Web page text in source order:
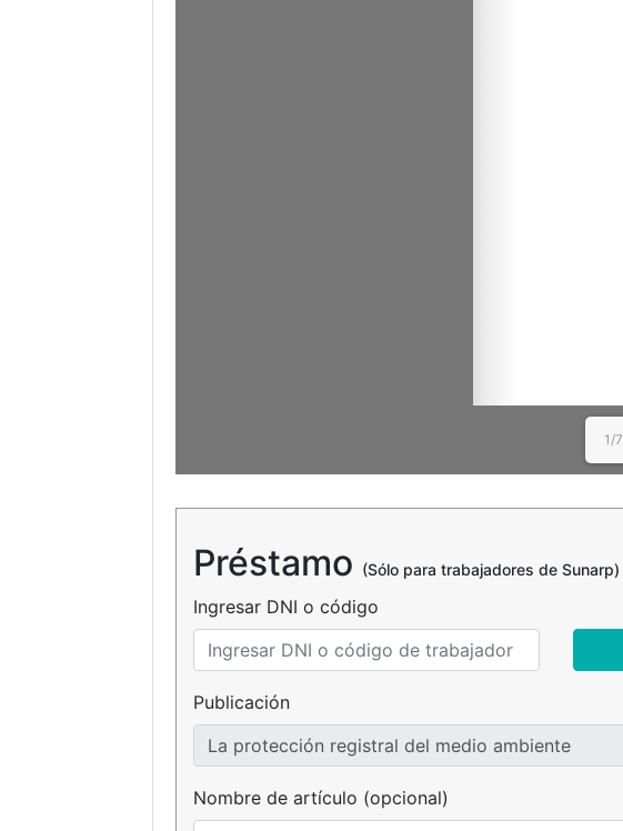
1/7
Préstamo (Sólo para trabajadores de Sunarp)
Ingresar DNI o código
Publicación
Nombre de artículo (opcional)